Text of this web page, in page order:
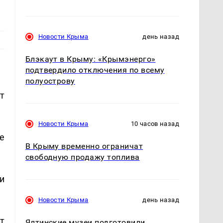
Новости Крыма день назад
Блэкаут в Крыму: «Крымэнерго»
подтвердило отключения по всему
полуострову
Новости Крыма 10 часов назад
В Крыму временно ограничат
свободную продажу топлива
Новости Крыма день назад